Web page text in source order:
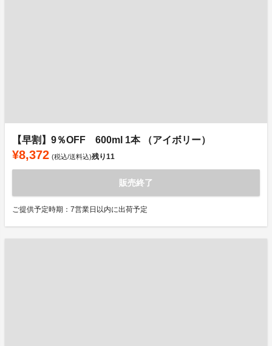
【早割】9％OFF 600ml 1本 （アイボリー）
¥8,372 (税込/送料込)残り11
販売終了
ご提供予定時期：7営業日以内に出荷予定